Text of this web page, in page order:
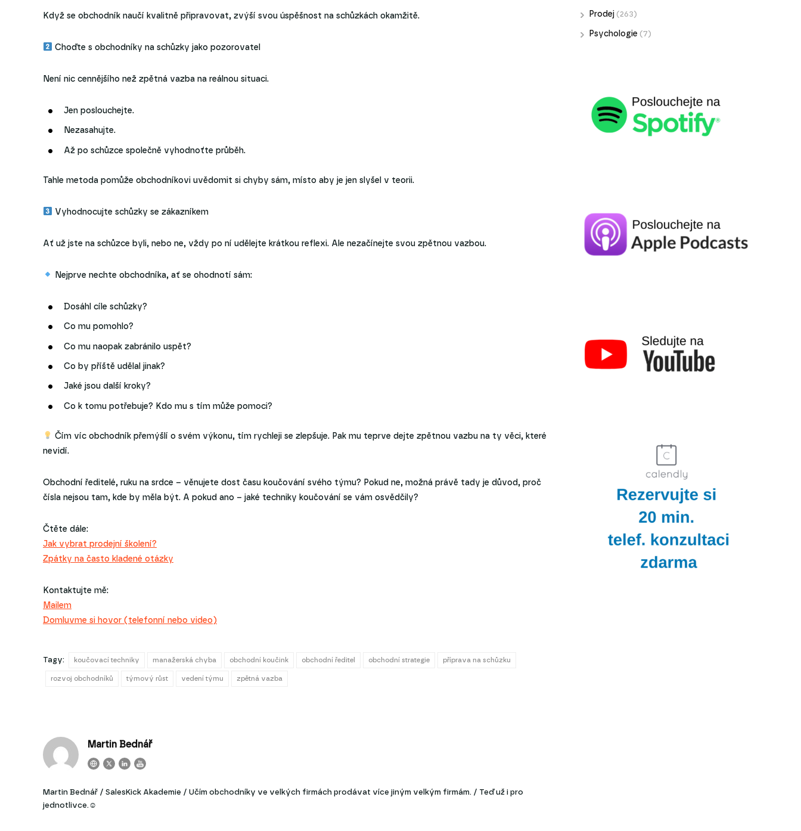
Když se obchodník naučí kvalitně připravovat, zvýší svou úspěšnost na schůzkách okamžitě.
Choďte s obchodníky na schůzky jako pozorovatel
Není nic cennějšího než zpětná vazba na reálnou situaci.
Jen poslouchejte.
Nezasahujte.
Až po schůzce společně vyhodnoťte průběh.
Tahle metoda pomůže obchodníkovi uvědomit si chyby sám, místo aby je jen slyšel v teorii.
Vyhodnocujte schůzky se zákazníkem
Ať už jste na schůzce byli, nebo ne, vždy po ní udělejte krátkou reflexi. Ale nezačínejte svou zpětnou vazbou.
Nejprve nechte obchodníka, ať se ohodnotí sám:
Dosáhl cíle schůzky?
Co mu pomohlo?
Co mu naopak zabránilo uspět?
Co by příště udělal jinak?
Jaké jsou další kroky?
Co k tomu potřebuje? Kdo mu s tím může pomoci?
Čím víc obchodník přemýšlí o svém výkonu, tím rychleji se zlepšuje. Pak mu teprve dejte zpětnou vazbu na ty věci, které
nevidí.
Obchodní ředitelé, ruku na srdce – věnujete dost času koučování svého týmu? Pokud ne, možná právě tady je důvod, proč
čísla nejsou tam, kde by měla být. A pokud ano – jaké techniky koučování se vám osvědčily?
Čtěte dále:
Jak vybrat prodejní školení?
Zpátky na často kladené otázky
Kontaktujte mě:
Mailem
Domluvme si hovor (telefonní nebo video)
Tagy: koučovací techniky manažerská chyba obchodní koučink obchodní ředitel obchodní strategie příprava na schůzku
rozvoj obchodníků týmový růst vedení týmu zpětná vazba
Martin Bednář
Martin Bednář / SalesKick Akademie / Učím obchodníky ve velkých firmách prodávat více jiným velkým firmám. / Teď už i pro
jednotlivce.☺
Prodej (263)
Psychologie (7)